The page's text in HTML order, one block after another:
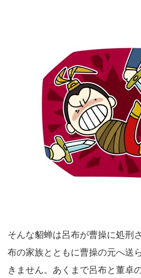
そんな貂蝉は呂布が曹操に処刑
布の家族とともに曹操の元へ送
きません。あくまで呂布と董卓